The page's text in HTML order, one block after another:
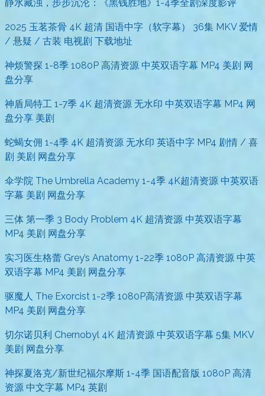
静水藏浊，步步沉沦：《黑钱胜地》1-4季全剧深度影评
2025 玉茗茶骨 4K 超清 国语中字（软字幕） 36集 MKV 爱情
/ 悬疑 / 古装 电视剧 下载地址
神烦警探 1-8季 1080P 高清资源 中英双语字幕 MP4 美剧 网
盘分享
神盾局特工 1-7季 4K 超清资源 无水印 中英双语字幕 MP4 网
盘分享 美剧
蛇蝎女佣 1-4季 4K 超清资源 无水印 英语中字 MP4 剧情 / 喜
剧 美剧 网盘分享
伞学院 The Umbrella Academy 1-4季 4K超清资源 中英双语
字幕 美剧 网盘分享
三体 第一季 3 Body Problem 4K 超清资源 中英双语字幕
MP4 美剧 网盘分享
实习医生格蕾 Grey’s Anatomy 1-22季 1080P 高清资源 中英
双语字幕 MP4 美剧 网盘分享
驱魔人 The Exorcist 1-2季 1080P高清资源 中英双语字幕
MP4 美剧 网盘分享
切尔诺贝利 Chernobyl 4K 超清资源 中英双语字幕 5集 MKV
美剧 网盘分享
神探夏洛克/新世纪福尔摩斯 1-4季 国语配音版 1080P 高清
资源 中文字幕 MP4 英剧